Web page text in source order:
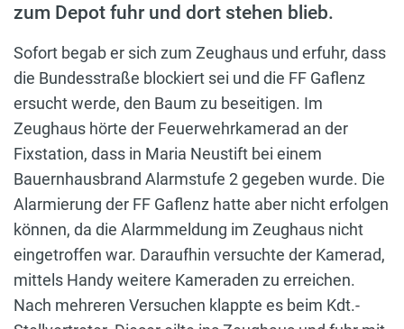
zum Depot fuhr und dort stehen blieb.
Sofort begab er sich zum Zeughaus und erfuhr, dass
die Bundesstraße blockiert sei und die FF Gaflenz
ersucht werde, den Baum zu beseitigen. Im
Zeughaus hörte der Feuerwehrkamerad an der
Fixstation, dass in Maria Neustift bei einem
Bauernhausbrand Alarmstufe 2 gegeben wurde. Die
Alarmierung der FF Gaflenz hatte aber nicht erfolgen
können, da die Alarmmeldung im Zeughaus nicht
eingetroffen war. Daraufhin versuchte der Kamerad,
mittels Handy weitere Kameraden zu erreichen.
Nach mehreren Versuchen klappte es beim Kdt.-